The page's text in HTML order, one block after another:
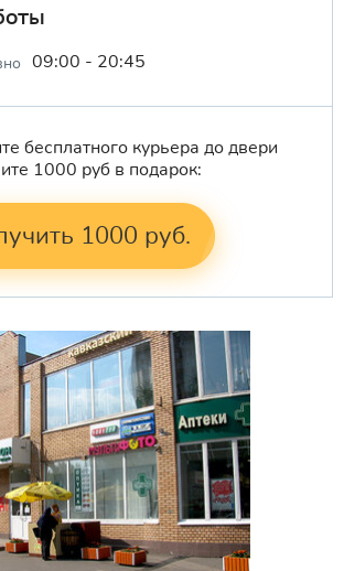
09:00 - 20:45
бесплатного курьера до двери
1000 руб в подарок:
1000 руб.